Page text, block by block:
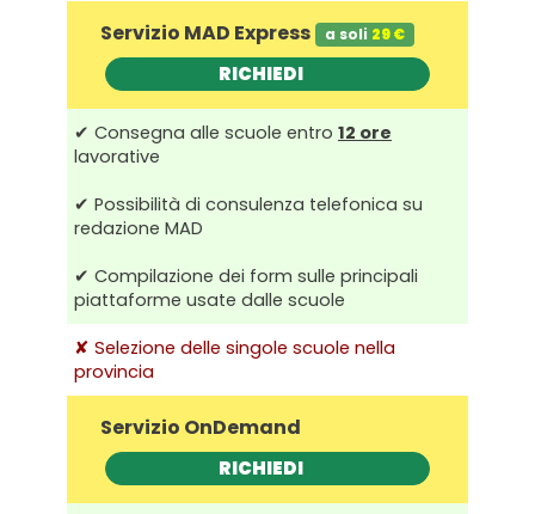
Servizio MAD Express a soli 29 €
RICHIEDI
✔ Consegna alle scuole entro 12 ore
lavorative
✔ Possibilità di consulenza telefonica su
redazione MAD
✔ Compilazione dei form sulle principali
piattaforme usate dalle scuole
✘ Selezione delle singole scuole nella
provincia
Servizio OnDemand
RICHIEDI